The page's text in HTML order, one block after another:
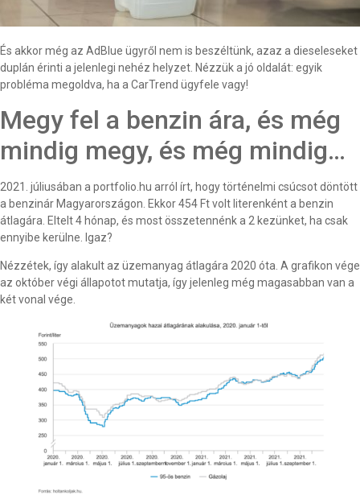
És akkor még az AdBlue ügyről nem is beszéltünk, azaz a dieseleseket
duplán érinti a jelenlegi nehéz helyzet. Nézzük a jó oldalát: egyik
probléma megoldva, ha a CarTrend ügyfele vagy!
Megy fel a benzin ára, és még
mindig megy, és még mindig…
2021. júliusában a portfolio.hu arról írt, hogy történelmi csúcsot döntött
a benzinár Magyarországon. Ekkor 454 Ft volt literenként a benzin
átlagára. Eltelt 4 hónap, és most összetennénk a 2 kezünket, ha csak
ennyibe kerülne. Igaz?
Nézzétek, így alakult az üzemanyag átlagára 2020 óta. A grafikon vége
az október végi állapotot mutatja, így jelenleg még magasabban van a
két vonal vége.